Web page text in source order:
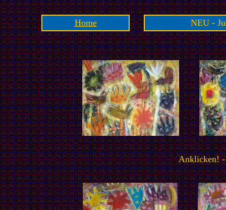
Home NEU -
Anklicken!